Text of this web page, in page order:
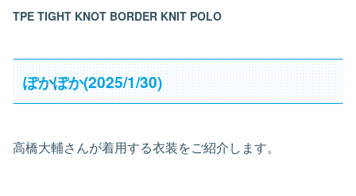
TPE TIGHT KNOT BORDER KNIT POLO
ぽかぽか(2025/1/30)
高橋大輔さんが着用する衣装をご紹介します。